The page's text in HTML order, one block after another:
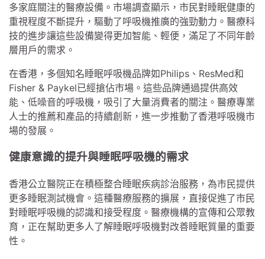
多家庭關注的醫療設備。市場調查顯示，市民對睡眠健康的
重視程度不斷提升，驅動了呼吸機推廣的強勁動力。醫療科
技的進步讓這些設備變得更加智能、輕便，滿足了不同年齡
層用戶的需求。
在香港，多個知名睡眠呼吸機品牌如Philips、ResMed和
Fisher & Paykel已經搶佔市場。這些品牌通過提供高效
能、低噪音的呼吸機，吸引了大量消費者的關注。醫療專業
人士的推薦和產品的持續創新，進一步推動了香港呼吸機市
場的發展。
健康意識的提升與睡眠呼吸機的需求
香港公立醫院正在積極整合睡眠疾病診治服務，為市民提供
更多睡眠測試機會。這種醫療服務的擴展，直接促進了市民
對睡眠呼吸機的認識和接受程度。醫療機構的宣傳和公眾教
育，正在幫助更多人了解睡眠呼吸機對改善睡眠質量的重要
性。